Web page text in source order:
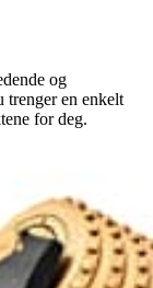
og
trenger en enkelt
for deg.